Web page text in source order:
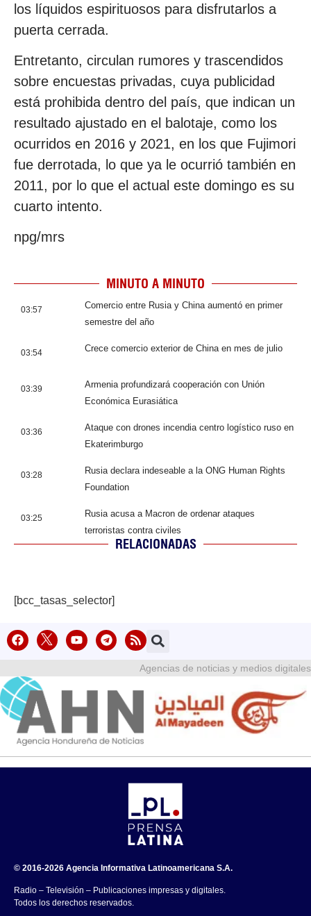
los líquidos espirituosos para disfrutarlos a
puerta cerrada.
Entretanto, circulan rumores y trascendidos
sobre encuestas privadas, cuya publicidad
está prohibida dentro del país, que indican un
resultado ajustado en el balotaje, como los
ocurridos en 2016 y 2021, en los que Fujimori
fue derrotada, lo que ya le ocurrió también en
2011, por lo que el actual este domingo es su
cuarto intento.
npg/mrs
MINUTO A MINUTO
03:57
Comercio entre Rusia y China aumentó en primer
semestre del año
03:54 Crece comercio exterior de China en mes de julio
03:39
Armenia profundizará cooperación con Unión
Económica Eurasiática
03:36
Ataque con drones incendia centro logístico ruso en
Ekaterimburgo
03:28
Rusia declara indeseable a la ONG Human Rights
Foundation
03:25
Rusia acusa a Macron de ordenar ataques
terroristas contra civiles
RELACIONADAS
[bcc_tasas_selector]
Agencias de noticias y medios digitales
© 2016-2026 Agencia Informativa Latinoamericana S.A.
Radio – Televisión – Publicaciones impresas y digitales.
Todos los derechos reservados.